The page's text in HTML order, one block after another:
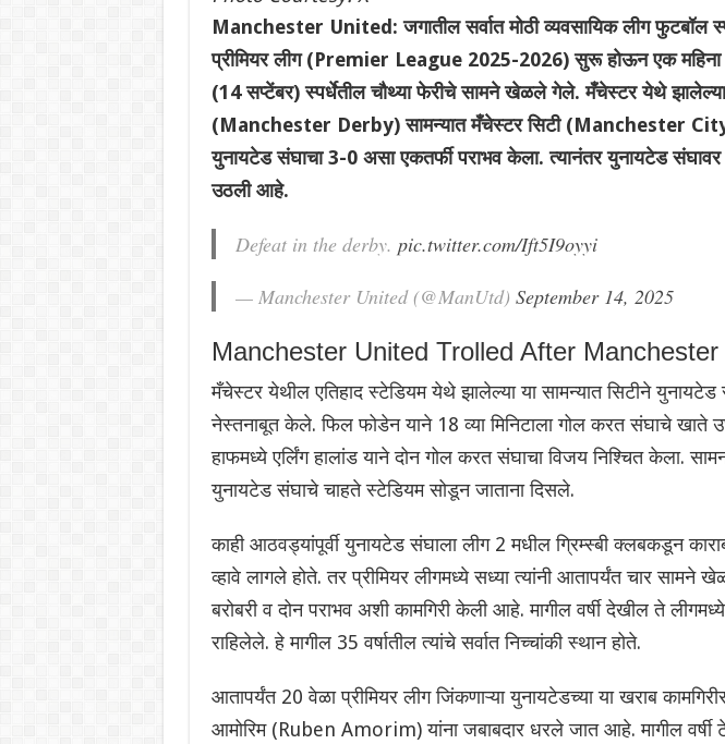
Manchester United: जगातील सर्वात मोठी व्यवसायिक लीग फुटबॉल
प्रीमियर लीग (Premier League 2025-2026) सुरू होऊन एक महिना
(14 सप्टेंबर) स्पर्धेतील चौथ्या फेरीचे सामने खेळले गेले. मँचेस्टर येथे झालेल्या
(Manchester Derby) सामन्यात मँचेस्टर सिटी (Manchester
युनायटेड संघाचा 3-0 असा एकतर्फी पराभव केला. त्यानंतर युनायटेड
उठली आहे.
Defeat in the derby. pic.twitter.com/Ift5I9oyyi
— Manchester United (@ManUtd) September 14, 2025
Manchester United Trolled After
मँचेस्टर येथील एतिहाद स्टेडियम येथे झालेल्या या सामन्यात सिटीने युनायटेड
नेस्तनाबूत केले. फिल फोडेन याने 18 व्या मिनिटाला गोल करत संघाचे खाते
हाफमध्ये एर्लिंग हालांड याने दोन गोल करत संघाचा विजय निश्चित केला.
युनायटेड संघाचे चाहते स्टेडियम सोडून जाताना दिसले.
काही आठवड्यांपूर्वी युनायटेड संघाला लीग 2 मधील ग्रिम्स्बी क्लबकडून
व्हावे लागले होते. तर प्रीमियर लीगमध्ये सध्या त्यांनी आतापर्यंत चार
बरोबरी व दोन पराभव अशी कामगिरी केली आहे. मागील वर्षी देखील ते
राहिलेले. हे मागील 35 वर्षातील त्यांचे सर्वात निच्चांकी स्थान होते.
आतापर्यंत 20 वेळा प्रीमियर लीग जिंकणाऱ्या युनायटेडच्या या खराब
आमोरिम (Ruben Amorim) यांना जबाबदार धरले जात आहे. मागील वर्षी